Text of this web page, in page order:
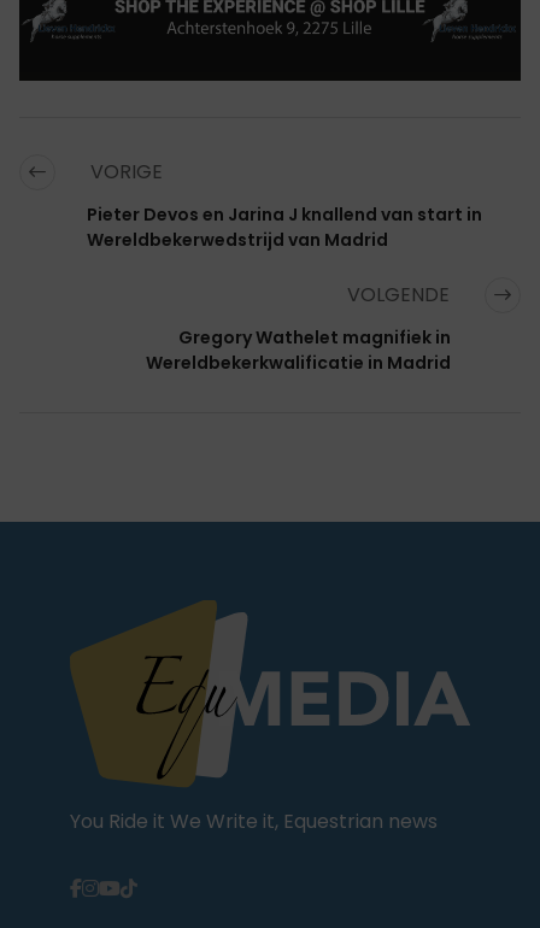
VORIGE
Pieter Devos en Jarina J knallend van start in
Wereldbekerwedstrijd van Madrid
VOLGENDE
Gregory Wathelet magnifiek in
Wereldbekerkwalificatie in Madrid
You Ride it We Write it, Equestrian news